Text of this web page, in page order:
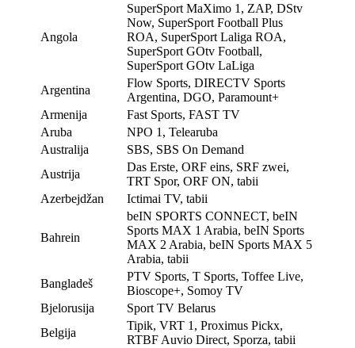
Angola
SuperSport MaXimo 1, ZAP, DStv
Now, SuperSport Football Plus
ROA, SuperSport Laliga ROA,
SuperSport GOtv Football,
SuperSport GOtv LaLiga
Argentina
Flow Sports, DIRECTV Sports
Argentina, DGO, Paramount+
Armenija
Fast Sports, FAST TV
Aruba
NPO 1, Telearuba
Australija
SBS, SBS On Demand
Austrija
Das Erste, ORF eins, SRF zwei,
TRT Spor, ORF ON, tabii
Azerbejdžan
Ictimai TV, tabii
Bahrein
beIN SPORTS CONNECT, beIN
Sports MAX 1 Arabia, beIN Sports
MAX 2 Arabia, beIN Sports MAX 5
Arabia, tabii
Bangladeš
PTV Sports, T Sports, Toffee Live,
Bioscope+, Somoy TV
Bjelorusija
Sport TV Belarus
Belgija
Tipik, VRT 1, Proximus Pickx,
RTBF Auvio Direct, Sporza, tabii